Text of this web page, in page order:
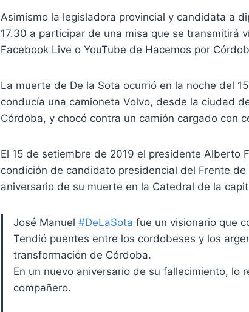
Asimismo la legisladora provincial y candidata a
17.30 a participar de una misa que se transmitirá
Facebook Live o YouTube de Hacemos por
La muerte de De la Sota ocurrió en la noche del
conducía una camioneta Volvo, desde la ciudad
Córdoba, y chocó contra un camión cargado con
El 15 de setiembre de 2019 el presidente Alberto
condición de candidato presidencial del Frente
aniversario de su muerte en la Catedral de la
José Manuel #DeLaSota fue un visionario que
Tendió puentes entre los cordobeses y los
transformación de Córdoba.
En un nuevo aniversario de su fallecimiento, lo
compañero.